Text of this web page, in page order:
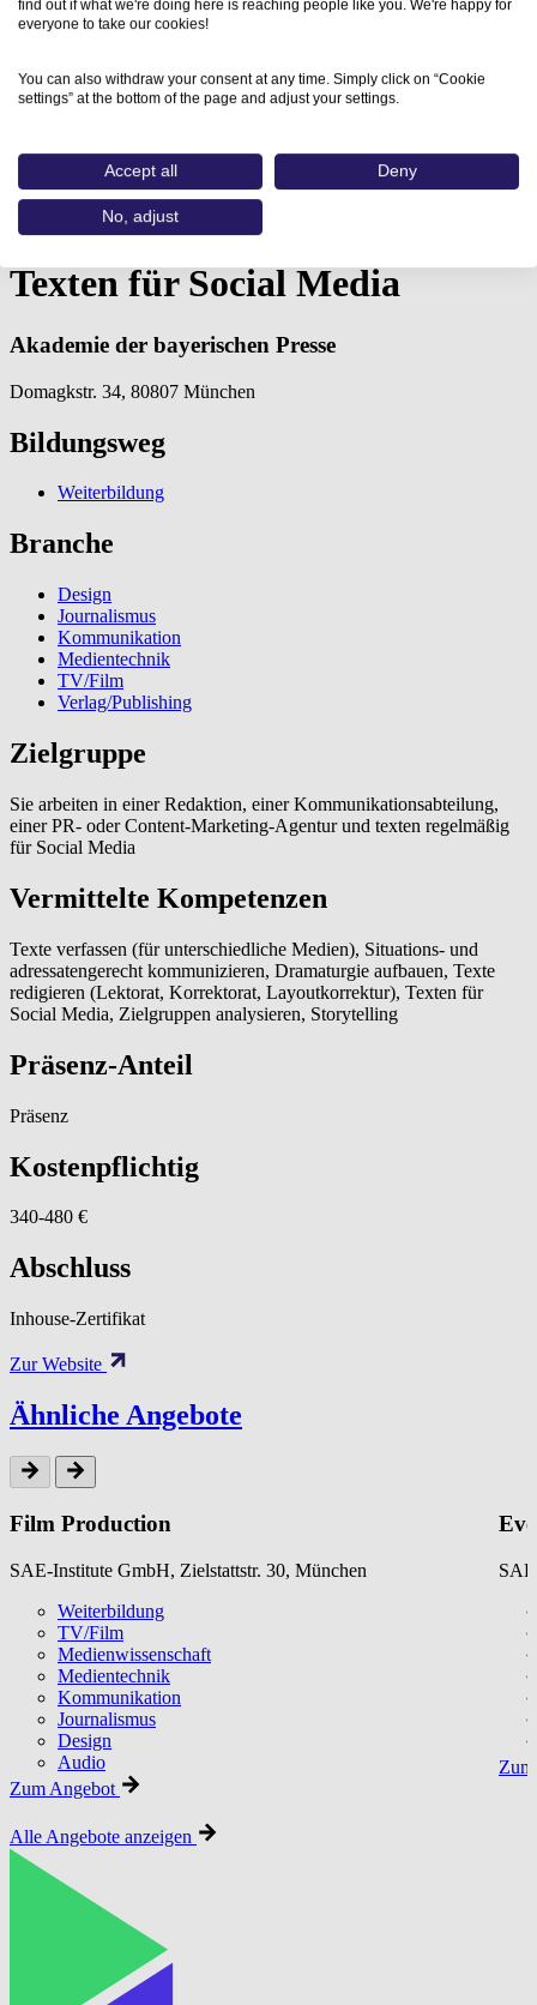
Aus- und Weiterbildungen
Texten für Social Media…
Texten für Social Media
Akademie der bayerischen Presse
Domagkstr. 34, 80807 München
Bildungsweg
Weiterbildung
Branche
Design
Journalismus
Kommunikation
Medientechnik
TV/Film
Verlag/Publishing
Zielgruppe
Sie arbeiten in einer Redaktion, einer Kommunikationsabteilung,
einer PR- oder Content-Marketing-Agentur und texten regelmäßig
für Social Media
Vermittelte Kompetenzen
Texte verfassen (für unterschiedliche Medien), Situations- und
adressatengerecht kommunizieren, Dramaturgie aufbauen, Texte
redigieren (Lektorat, Korrektorat, Layoutkorrektur), Texten für
Social Media, Zielgruppen analysieren, Storytelling
Präsenz-Anteil
Präsenz
Kostenpflichtig
340-480 €
Abschluss
Inhouse-Zertifikat
Zur Website
Ähnliche Angebote
Film Production
SAE-Institute GmbH, Zielstattstr. 30, München
Weiterbildung
TV/Film
Medienwissenschaft
Medientechnik
Kommunikation
Journalismus
Design
Audio
Zum Angebot
Alle Angebote anzeigen
find out if what we're doing here is reaching people like you. We're happy for
everyone to take our cookies!
You can also withdraw your consent at any time. Simply click on “Cookie
settings” at the bottom of the page and adjust your settings.
Accept all Deny
No, adjust